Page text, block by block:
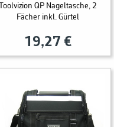
Toolvizion QP Nageltasche, 2
Fächer inkl. Gürtel
19,27 €